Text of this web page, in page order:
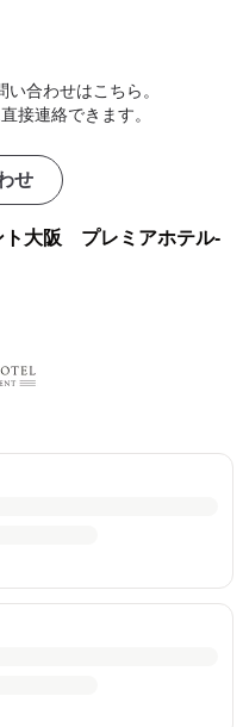
合わせはこちら。
接連絡できます。
せ
ト大阪 プレミアホテル-